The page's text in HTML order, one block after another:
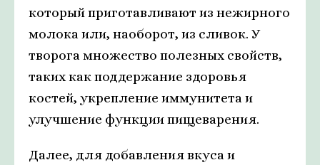
который приготавливают из нежирного
молока или, наоборот, из сливок. У
творога множество полезных свойств,
таких как поддержание здоровья
костей, укрепление иммунитета и
улучшение функции пищеварения.
Далее, для добавления вкуса и